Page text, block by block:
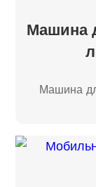
Машина
Машина